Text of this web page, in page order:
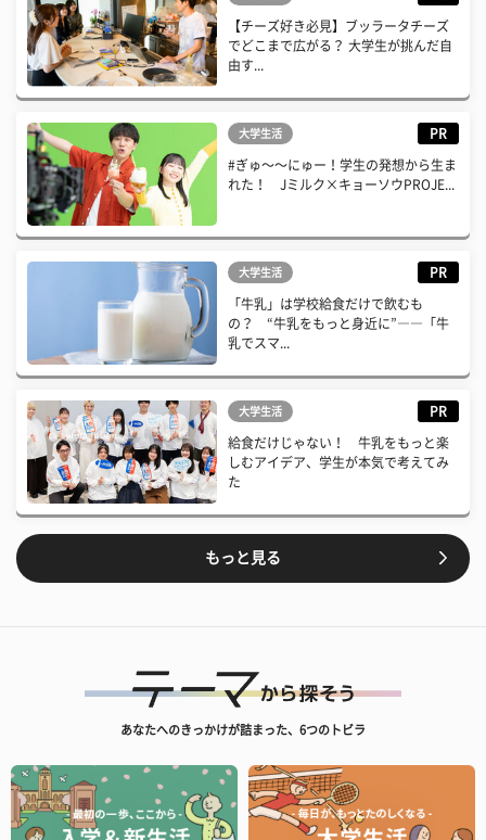
【チーズ好き必見】ブッラータチーズ
でどこまで広がる？ 大学生が挑んだ自
由す...
大学生活 PR
#ぎゅ〜〜にゅー！学生の発想から生ま
れた！ Jミルク×キョーソウPROJE...
大学生活 PR
「牛乳」は学校給食だけで飲むも
の？ “牛乳をもっと身近に”――「牛
乳でスマ...
大学生活 PR
給食だけじゃない！ 牛乳をもっと楽
しむアイデア、学生が本気で考えてみ
た
もっと見る
あなたへのきっかけが詰まった、6つのトビラ